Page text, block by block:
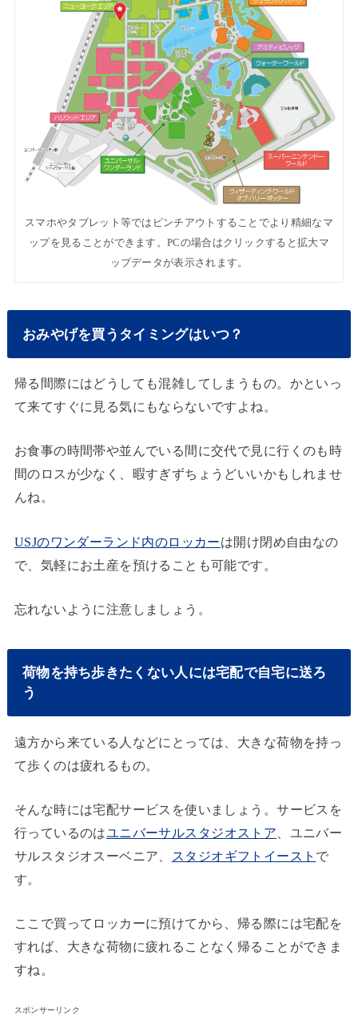
スマホやタブレット等ではピンチアウトすることでより精細なマ
ップを見ることができます。PCの場合はクリックすると拡大マ
ップデータが表示されます。
おみやげを買うタイミングはいつ？
帰る間際にはどうしても混雑してしまうもの。かといっ
て来てすぐに見る気にもならないですよね。
お食事の時間帯や並んでいる間に交代で見に行くのも時
間のロスが少なく、暇すぎずちょうどいいかもしれませ
んね。
USJのワンダーランド内のロッカーは開け閉め自由なの
で、気軽にお土産を預けることも可能です。
忘れないように注意しましょう。
荷物を持ち歩きたくない人には宅配で自宅に送ろ
う
遠方から来ている人などにとっては、大きな荷物を持っ
て歩くのは疲れるもの。
そんな時には宅配サービスを使いましょう。サービスを
行っているのはユニバーサルスタジオストア、ユニバー
サルスタジオスーベニア、 スタジオギフトイースト で
す。
ここで買ってロッカーに預けてから、帰る際には宅配を
すれば、大きな荷物に疲れることなく帰ることができま
すね。
スポンサーリンク